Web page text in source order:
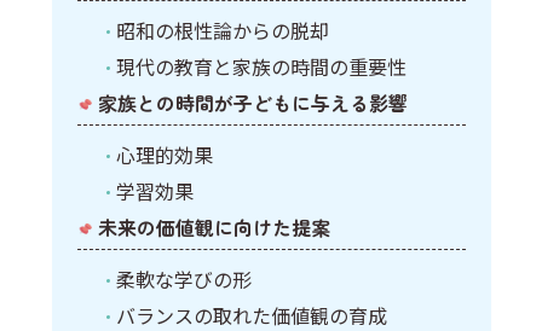
昭和の根性論からの脱却
現代の教育と家族の時間の重要性
家族との時間が子どもに与える影響
心理的効果
学習効果
未来の価値観に向けた提案
柔軟な学びの形
バランスの取れた価値観の育成